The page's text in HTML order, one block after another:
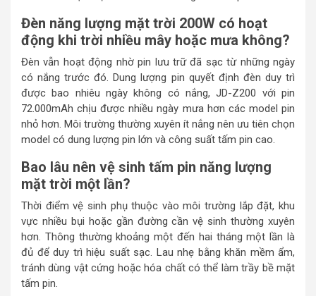
Đèn năng lượng mặt trời 200W có hoạt
động khi trời nhiều mây hoặc mưa không?
Đèn vẫn hoạt động nhờ pin lưu trữ đã sạc từ những ngày
có nắng trước đó. Dung lượng pin quyết định đèn duy trì
được bao nhiêu ngày không có nắng, JD-Z200 với pin
72.000mAh chịu được nhiều ngày mưa hơn các model pin
nhỏ hơn. Môi trường thường xuyên ít nắng nên ưu tiên chọn
model có dung lượng pin lớn và công suất tấm pin cao.
Bao lâu nên vệ sinh tấm pin năng lượng
mặt trời một lần?
Thời điểm vệ sinh phụ thuộc vào môi trường lắp đặt, khu
vực nhiều bụi hoặc gần đường cần vệ sinh thường xuyên
hơn. Thông thường khoảng một đến hai tháng một lần là
đủ để duy trì hiệu suất sạc. Lau nhẹ bằng khăn mềm ẩm,
tránh dùng vật cứng hoặc hóa chất có thể làm trầy bề mặt
tấm pin.